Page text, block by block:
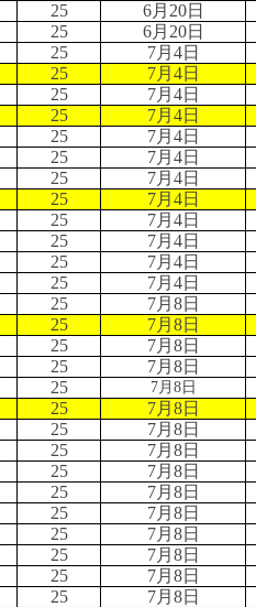
25 6月 20日
25 6月 20日
25 7月 4日
25 7月 4日
25 7月 4日
25 7月 4日
25 7月 4日
25 7月 4日
25 7月 4日
25 7月 4日
25 7月 4日
25 7月 4日
25 7月 4日
25 7月 4日
25 7月 8日
25 7月 8日
25 7月 8日
25 7月 8日
25 7月 8日
25 7月 8日
25 7月 8日
25 7月 8日
25 7月 8日
25 7月 8日
25 7月 8日
25 7月 8日
25 7月 8日
25 7月 8日
25 7月 8日